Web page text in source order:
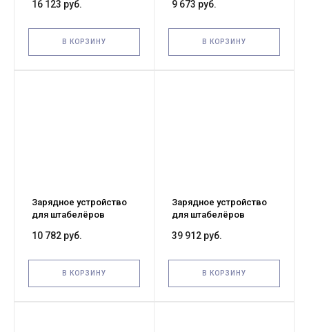
РОССИЯ (Charger)
16 123 руб.
В КОРЗИНУ
9 673 руб.
В КОРЗИНУ
Зарядное устройство
для штабелёров
(Charger External)
10 782 руб.
В КОРЗИНУ
Зарядное устройство
для штабелёров
24V/30A (Charger)
39 912 руб.
В КОРЗИНУ